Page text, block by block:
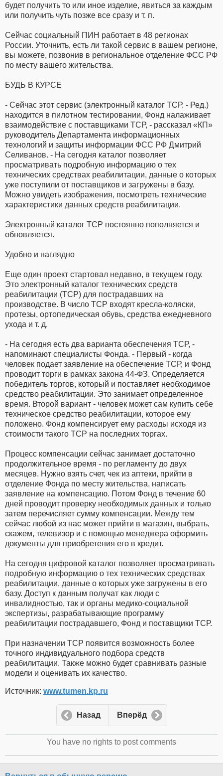
будет получить то или иное изделие, явиться за каждым
или получить чуть позже все сразу и т. п.
Сейчас социальный ПИН работает в 48 регионах
России. Уточнить, есть ли такой сервис в вашем регионе,
вы можете, позвонив в региональное отделение ФСС РФ
по месту вашего жительства.
БУДЬ В КУРСЕ
- Сейчас этот сервис (электронный каталог ТСР. - Ред.)
находится в пилотном тестировании, Фонд налаживает
взаимодействие с поставщиками ТСР, - рассказал «КП»
руководитель Департамента информационных
технологий и защиты информации ФСС РФ Дмитрий
Селиванов. - На сегодня каталог позволяет
просматривать подробную информацию о тех
технических средствах реабилитации, данные о которых
уже поступили от поставщиков и загружены в базу.
Можно увидеть изображения, посмотреть технические
характеристики данных средств реабилитации.
Электронный каталог ТСР постоянно пополняется и
обновляется.
Удобно и наглядно
Еще один проект стартовал недавно, в текущем году.
Это электронный каталог технических средств
реабилитации (ТСР) для пострадавших на
производстве. В число ТСР входят кресла-коляски,
протезы, ортопедическая обувь, средства ежедневного
ухода и т. д.
- На сегодня есть два варианта обеспечения ТСР, -
напоминают специалисты Фонда. - Первый - когда
человек подает заявление на обеспечение ТСР, и Фонд
проводит торги в рамках закона 44-ФЗ. Определяется
победитель торгов, который и поставляет необходимое
средство реабилитации. Это занимает определенное
время. Второй вариант - человек может сам купить себе
техническое средство реабилитации, которое ему
положено. Фонд компенсирует ему расходы исходя из
стоимости такого ТСР на последних торгах.
Процесс компенсации сейчас занимает достаточно
продолжительное время - по регламенту до двух
месяцев. Нужно взять счет, чек из аптеки, прийти в
отделение Фонда по месту жительства, написать
заявление на компенсацию. Потом Фонд в течение 60
дней проводит проверку необходимых данных и только
затем перечисляет сумму компенсации. Между тем
сейчас любой из нас может прийти в магазин, выбрать,
скажем, телевизор и с помощью менеджера оформить
документы для приобретения его в кредит.
На сегодня цифровой каталог позволяет просматривать
подробную информацию о тех технических средствах
реабилитации, данные о которых уже загружены в его
базу. Доступ к данным получат как люди с
инвалидностью, так и органы медико-социальной
экспертизы, разрабатывающие программу
реабилитации пострадавшего, Фонд и поставщики ТСР.
При назначении ТСР появится возможность более
точного индивидуального подбора средств
реабилитации. Также можно будет сравнивать разные
модели и оценивать их качество.
Источник: www.tumen.kp.ru
Назад Вперёд
You have no rights to post comments